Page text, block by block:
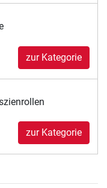
zur Kategorie
zur Kategorie